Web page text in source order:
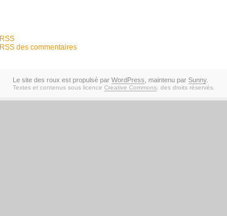
RSS
RSS des commentaires
Le site des roux est propulsé par WordPress , maintenu par Sunny.
Textes et contenus sous licence Creative Commons, des droits réservés.